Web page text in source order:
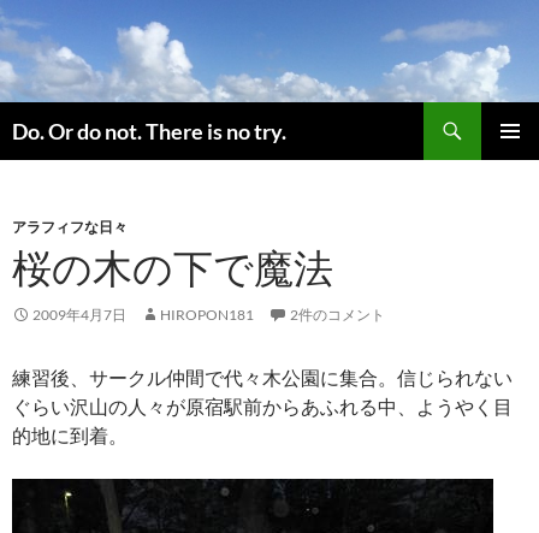
コ
ン
テ
ン
ツ
へ
プ
Do. Or do not. There is no try.
索
アラフィフな日々
桜の木の下で魔法
2009年4月7日 HIROPON181 2件のコメント
練習後、サークル仲間で代々木公園に集合。信じられない
ぐらい沢山の人々が原宿駅前からあふれる中、ようやく目
的地に到着。